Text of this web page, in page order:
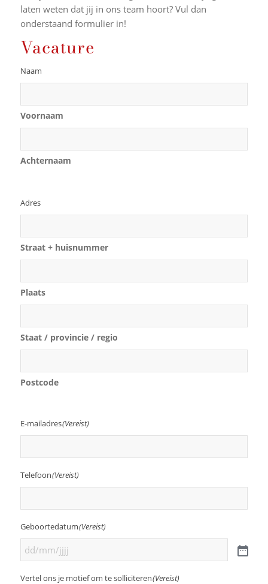
laten weten dat jij in ons team hoort? Vul dan
onderstaand formulier in!
Vacature
Naam
Voornaam
Achternaam
Adres
Straat + huisnummer
Plaats
Staat / provincie / regio
Postcode
E-mailadres(Vereist)
Telefoon(Vereist)
Geboortedatum(Vereist)
Vertel ons je motief om te solliciteren(Vereist)